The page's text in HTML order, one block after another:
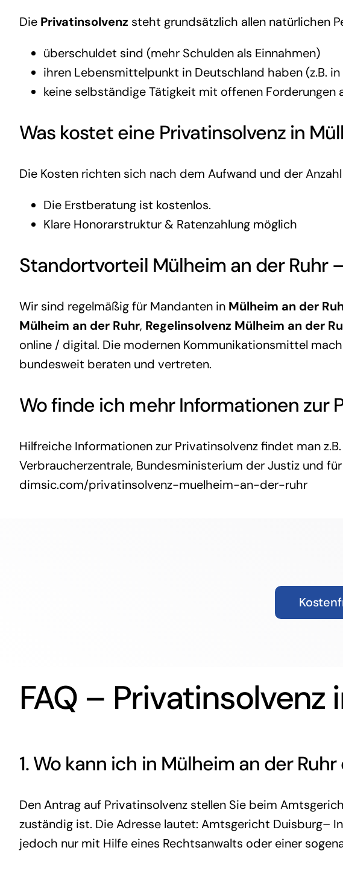
Die Privatinsolvenz steht grundsätzlich allen natürlichen
überschuldet sind (mehr Schulden als Einnahmen)
ihren Lebensmittelpunkt in Deutschland haben (z.B.
keine selbständige Tätigkeit mit offenen Forderungen
Was kostet eine Privatinsolvenz in
Die Kosten richten sich nach dem Aufwand und der
Die Erstberatung ist kostenlos.
Klare Honorarstruktur & Ratenzahlung möglich
Standortvorteil Mülheim an der Ruhr
Wir sind regelmäßig für Mandanten in Mülheim an der
Mülheim an der Ruhr, Regelinsolvenz Mülheim an der
online / digital. Die modernen Kommunikationsmittel
bundesweit beraten und vertreten.
Wo finde ich mehr Informationen zur
Hilfreiche Informationen zur Privatinsolvenz findet man
Verbraucherzentrale, Bundesministerium der Justiz und
dimsic.com/privatinsolvenz-muelheim-an-der-ruhr
FAQ –
1. Wo kann ich in Mülheim an der
Den Antrag auf Privatinsolvenz stellen Sie beim
zuständig ist. Die Adresse lautet: Amtsgericht Duisburg–
jedoch nur mit Hilfe eines Rechtsanwalts oder einer